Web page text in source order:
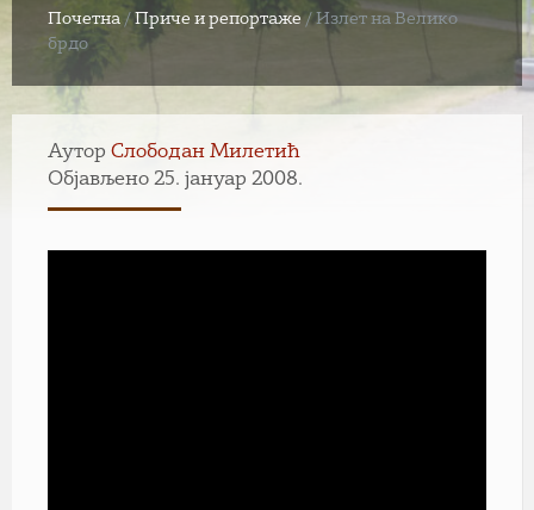
Почетна /Приче и репортаже/ Излет на Велико
брдо
Аутор Слободан Милетић
Објављено 25. јануар 2008.